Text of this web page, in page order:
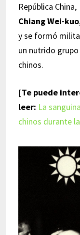
República China,
Chiang Wei-kuo
y se formó
un nutrido
chinos.
[Te puede
leer: La
chinos durante